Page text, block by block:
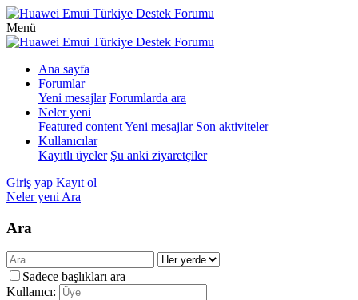
Menü
Ana sayfa
Forumlar
Yeni mesajlar Forumlarda ara
Neler yeni
Featured contentYeni mesajlar Son aktiviteler
Kullanıcılar
Kayıtlı üyeler Şu anki ziyaretçiler
Giriş yap Kayıt ol
Neler yeni Ara
Ara
Sadece başlıkları ara
Kullanıcı: